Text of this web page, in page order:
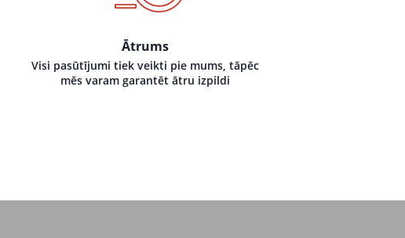
Ātrums
Visi pasūtījumi tiek veikti pie mums, tāpēc
mēs varam garantēt ātru izpildi